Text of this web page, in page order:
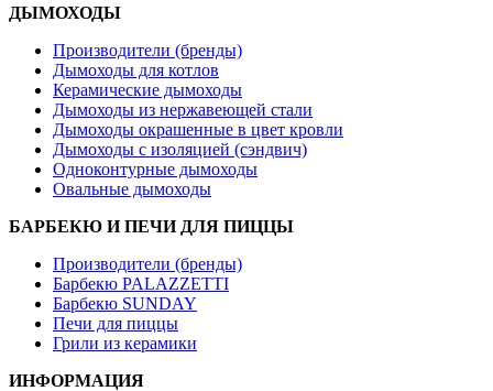
ДЫМОХОДЫ
Производители (бренды)
Дымоходы для котлов
Керамические дымоходы
Дымоходы из нержавеющей стали
Дымоходы окрашенные в цвет кровли
Дымоходы с изоляцией (сэндвич)
Одноконтурные дымоходы
Овальные дымоходы
БАРБЕКЮ И ПЕЧИ ДЛЯ ПИЦЦЫ
Производители (бренды)
Барбекю PALAZZETTI
Барбекю SUNDAY
Печи для пиццы
Грили из керамики
ИНФОРМАЦИЯ